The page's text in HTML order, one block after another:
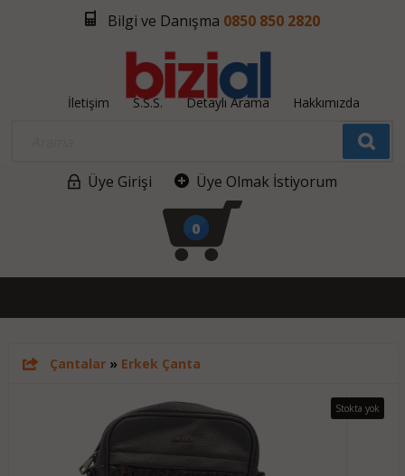
Bilgi ve Danışma 0850 850 2820
İletişim S.S.S. Detaylı Arama Hakkımızda
Üye Girişi Üye Olmak İstiyorum
0
Çantalar» Erkek Çanta
Stokta yok